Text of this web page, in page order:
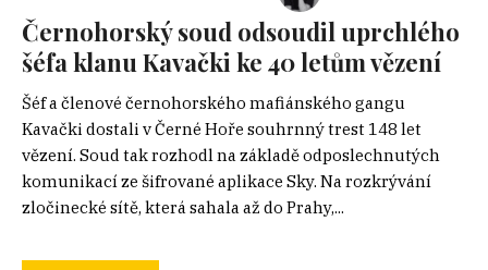
Černohorský soud odsoudil uprchlého
šéfa klanu Kavački ke 40 letům vězení
Šéf a členové černohorského mafiánského gangu
Kavački dostali v Černé Hoře souhrnný trest 148 let
vězení. Soud tak rozhodl na základě odposlechnutých
komunikací ze šifrované aplikace Sky. Na rozkrývání
zločinecké sítě, která sahala až do Prahy,...